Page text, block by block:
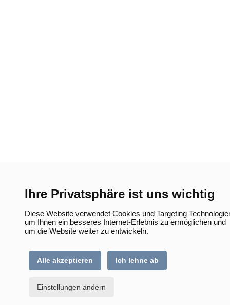
Ihre Privatsphäre ist uns wichtig
Diese Website verwendet Cookies und Targeting
um Ihnen ein besseres Internet-Erlebnis zu ermöglichen und
um die Website weiter zu entwickeln.
Alle akzeptieren Ich lehne ab
Einstellungen ändern